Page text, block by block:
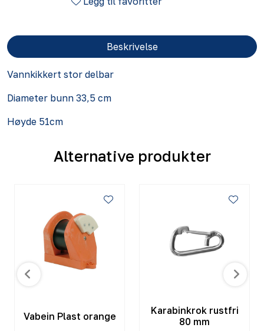
Beskrivelse
Vannkikkert stor delbar
Diameter bunn 33,5 cm
Høyde 51cm
Alternative produkter
Vabein Plast orange
Karabinkrok rustfri
80 mm